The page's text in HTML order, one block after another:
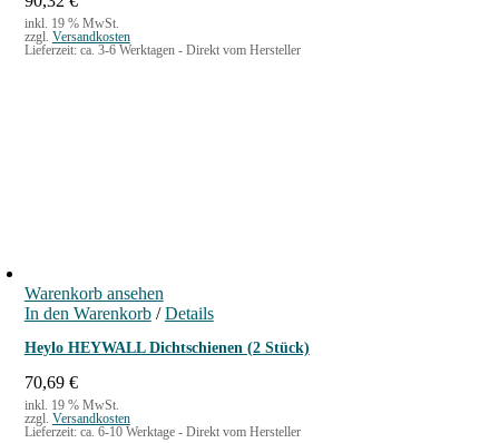
inkl. 19 % MwSt.
zzgl. Versandkosten
Lieferzeit: ca. 3-6 Werktagen - Direkt vom Hersteller
Warenkorb ansehen
In den Warenkorb / Details
Heylo HEYWALL Dichtschienen (2 Stück)
70,69 €
inkl. 19 % MwSt.
zzgl. Versandkosten
Lieferzeit: ca. 6-10 Werktage - Direkt vom Hersteller